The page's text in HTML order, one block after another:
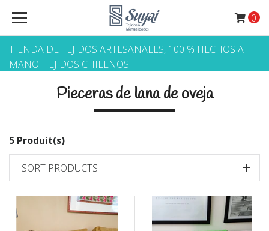
TIENDA DE TEJIDOS ARTESANALES, 100 % HECHOS A
MANO. TEJIDOS CHILENOS
0
Pieceras de lana de oveja
5 Produit(s)
SORT PRODUCTS